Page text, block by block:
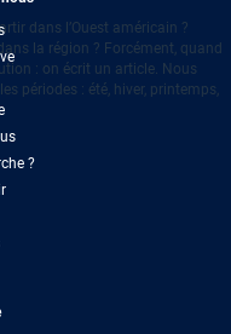
dans l’Ouest américain ?
la région ? Forcément, quand
: on écrit un article. Nous
périodes : été, hiver, printemps,
?